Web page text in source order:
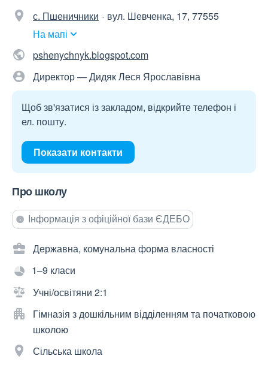
с. Пшеничники
вул. Шевченка, 17, 77555
На мапі
pshenychnyk.blogspot.com
Директор — Дидяк Леся Ярославівна
Щоб зв'язатися із закладом, відкрийте телефон і
ел. пошту.
Показати контакти
Про школу
Інформація з офіційної бази ЄДЕБО
Державна, комунальна форма власності
1–9 класи
Учні/освітяни 2:1
Гімназія з дошкільним відділенням та початковою
школою
Сільська школа